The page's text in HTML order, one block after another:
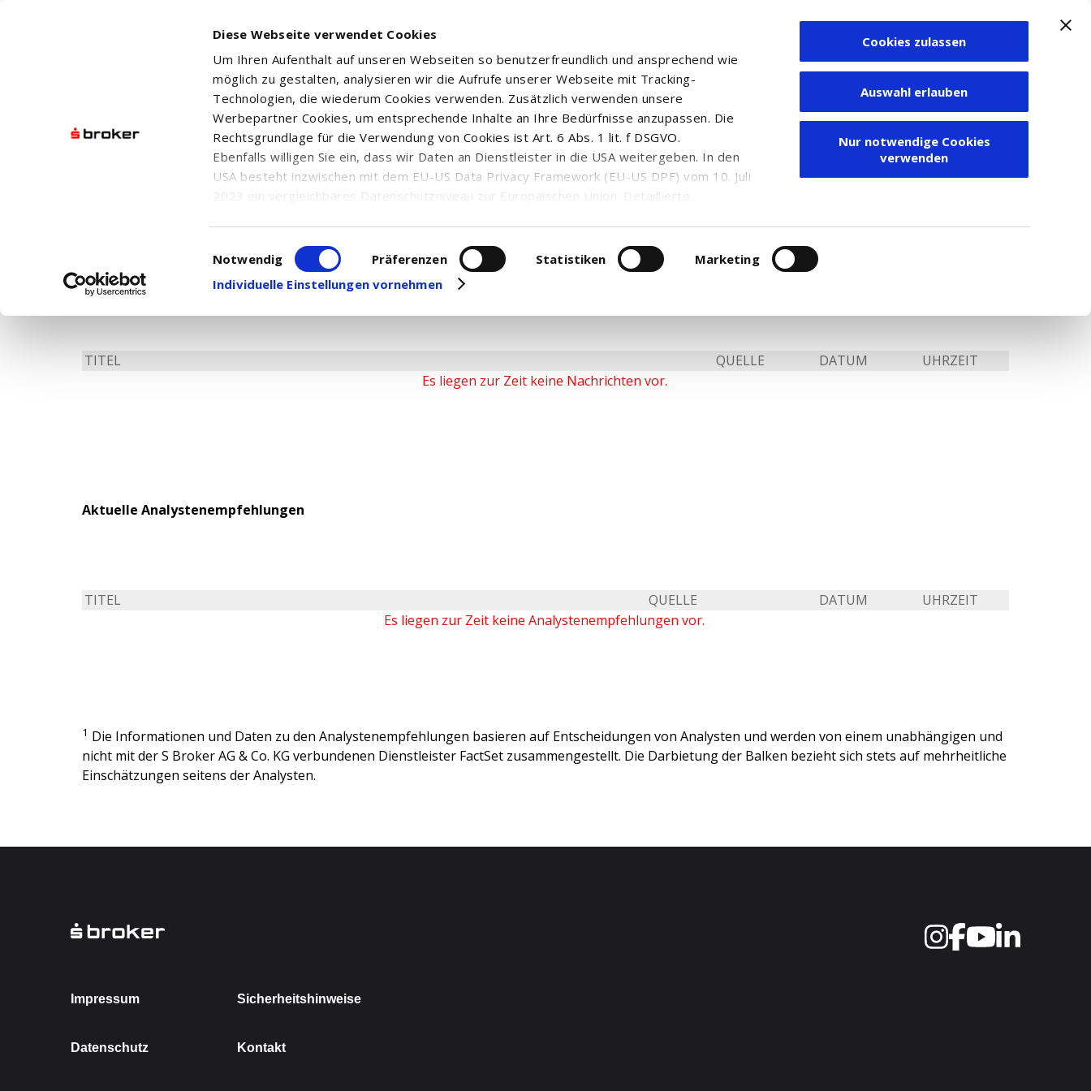
Diese Webseite verwendet Cookies
Um Ihren Aufenthalt auf unseren Webseiten so benutzerfreundlich und ansprechend wie
möglich zu gestalten, analysieren wir die Aufrufe unserer Webseite mit Tracking-
Technologien, die wiederum Cookies verwenden. Zusätzlich verwenden unsere
Werbepartner Cookies, um entsprechende Inhalte an Ihre Bedürfnisse anzupassen. Die
Rechtsgrundlage für die Verwendung von Cookies ist Art. 6 Abs. 1 lit. f DSGVO.
Ebenfalls willigen Sie ein, dass wir Daten an Dienstleister in die USA weitergeben. In den
USA besteht inzwischen mit dem EU-US Data Privacy Framework (EU-US DPF) vom 10. Juli
2023 ein vergleichbares Datenschutzniveau zur Europäischen Union. Detaillierte
in den USA, finden Sie auf unserer Seite zumDatenschutz. Dort können Sie Ihre
Einwilligung auch jederzeit widerrufen oder anpassen.
Einwilligungsauswahl
Notwendig Präferenzen Statistiken
Marketing
Individuelle Einstellungen vornehmen
Cookies zulassen
Auswahl erlauben
Nur notwendige Cookies
verwenden
Zum Depot
Aktuelle Nachrichten
Hier finden Sie chronologisch geordnet alle Nachrichten und Ad hoc-Meldungen zum gewählten Wertpapier. Für weitere Recherchen empfehlen wir
Ihnen dieNachrichtensuche.
TITEL QUELLE DATUM
UHRZEIT
Es liegen zur Zeit keine Nachrichten vor.
Aktuelle Analystenempfehlungen
TITEL QUELLE DATUM
UHRZEIT
Es liegen zur Zeit keine Analystenempfehlungen vor.
1 Die Informationen und Daten zu den Analystenempfehlungen basieren auf Entscheidungen von Analysten und werden von einem unabhängigen und
nicht mit derS Broker AG & Co. KG verbundenen Dienstleister FactSet zusammengestellt. Die Darbietung der Balken bezieht sich stets auf mehrheitliche
Einschätzungen seitens der Analysten.